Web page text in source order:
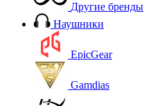
Другие бренды
Наушники
EpicGear
Gamdias